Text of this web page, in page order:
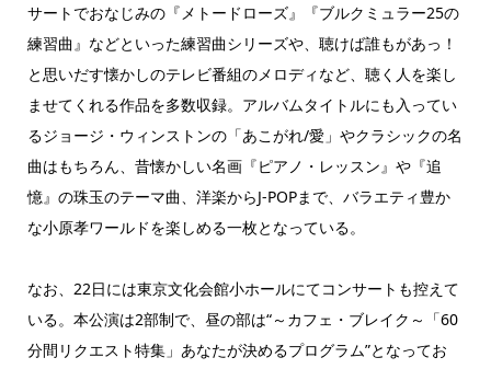
サートでおなじみの『メトードローズ』『ブルクミュラー25の
練習曲』などといった練習曲シリーズや、聴けば誰もがあっ！
と思いだす懐かしのテレビ番組のメロディなど、聴く人を楽し
ませてくれる作品を多数収録。アルバムタイトルにも入ってい
るジョージ・ウィンストンの「あこがれ/愛」やクラシックの名
曲はもちろん、昔懐かしい名画『ピアノ・レッスン』や『追
憶』の珠玉のテーマ曲、洋楽からJ-POPまで、バラエティ豊か
な小原孝ワールドを楽しめる一枚となっている。
なお、22日には東京文化会館小ホールにてコンサートも控えて
いる。本公演は2部制で、昼の部は“～カフェ・ブレイク～「60
分間リクエスト特集」あなたが決めるプログラム”となってお